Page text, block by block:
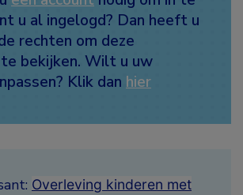
u al ingelogd? Dan heeft u
rechten om deze
bekijken. Wilt u uw
Klik dan hier
Overleving kinderen met